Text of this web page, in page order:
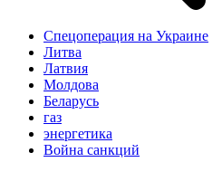
Спецоперация на Украине
Литва
Латвия
Молдова
Беларусь
газ
энергетика
Война санкций